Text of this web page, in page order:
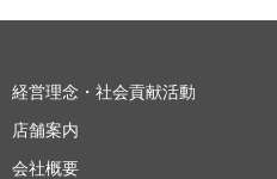
経営理念・社会貢献活動
店舗案内
会社概要